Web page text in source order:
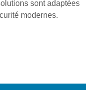
sont adaptées
modernes.